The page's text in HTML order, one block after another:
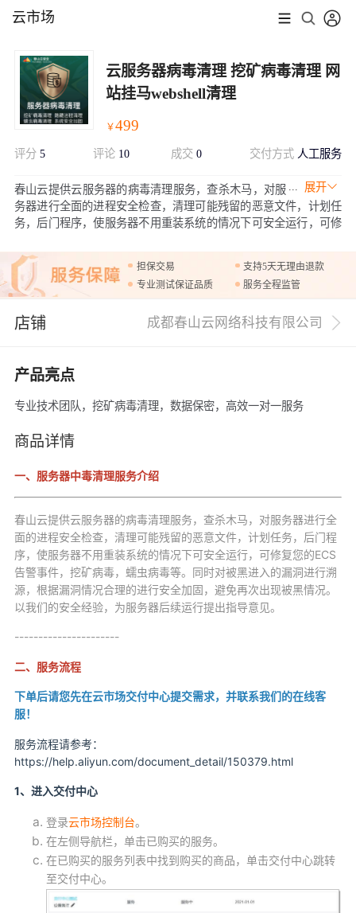
云市场
云服务器病毒清理 挖矿病毒清理 网
站挂马webshell清理
￥499
评分 5 评论 10 成交0 交付方式 人工服务
展开
春山云提供云服务器的病毒清理服务，查杀木马，对服
务器进行全面的进程安全检查，清理可能残留的恶意文件，计划任
务，后门程序，使服务器不用重装系统的情况下可安全运行，可修
漏洞进行溯源，根据漏洞情况合理的进行安全加固，避免再次出现
被黑情况。
担保交易
支持5天无理由退款
专业测试保证品质
服务全程监管
店铺 成都春山云网络科技有限公司
产品亮点
专业技术团队，挖矿病毒清理，数据保密，高效一对一服务
商品详情
一、服务器中毒清理服务介绍
春山云提供云服务器的病毒清理服务，查杀木马，对服务器进行全
面的进程安全检查，清理可能残留的恶意文件，计划任务，后门程
序，使服务器不用重装系统的情况下可安全运行，可修复您的ECS
告警事件，挖矿病毒，蠕虫病毒等。同时对被黑进入的漏洞进行溯
源，根据漏洞情况合理的进行安全加固，避免再次出现被黑情况。
以我们的安全经验，为服务器后续运行提出指导意见。
----------------------
二、服务流程
下单后请您先在云市场交付中心提交需求，并联系我们的在线客
服！
服务流程请参考：
https://help.aliyun.com/document_detail/150379.html
1、进入交付中心
登录云市场控制台。
在左侧导航栏，单击已购买的服务。
在已购买的服务列表中找到购买的商品，单击交付中心跳转
至交付中心。